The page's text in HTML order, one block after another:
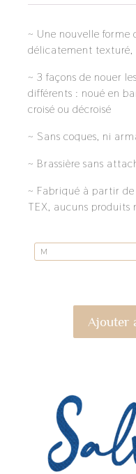
~ Une nouvelle forme
délicatement
~ 3 façons de nouer
différents : noué en
croisé ou décroisé
~ Sans coques, ni
~ Brassière sans
~ Fabriqué à partir
TEX, aucuns produits
Ajouter